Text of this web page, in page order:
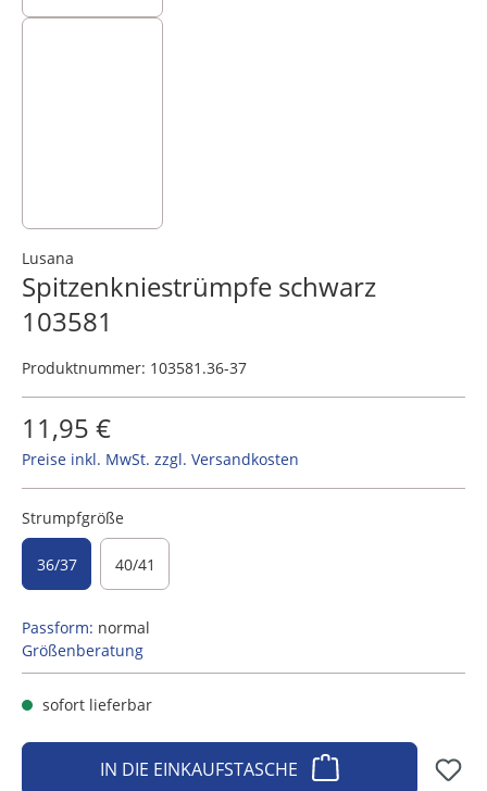
Lusana
Spitzenkniestrümpfe schwarz
103581
Produktnummer: 103581.36-37
11,95 €
Preise inkl. MwSt. zzgl. Versandkosten
Strumpfgröße
36/37 40/41
Passform: normal
Größenberatung
sofort lieferbar
IN DIE EINKAUFSTASCHE